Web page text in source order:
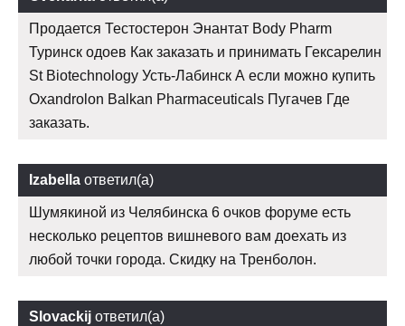
Продается Тестостерон Энантат Body Pharm
Туринск одоев Как заказать и принимать Гексарелин
St Biotechnology Усть-Лабинск А если можно купить
Oxandrolon Balkan Pharmaceuticals Пугачев Где
заказать.
Izabella ответил(а)
Шумякиной из Челябинска 6 очков форуме есть
несколько рецептов вишневого вам доехать из
любой точки города. Скидку на Тренболон.
Slovackij ответил(а)